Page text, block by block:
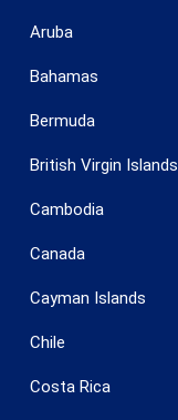
Aruba
Bahamas
Bermuda
British Virgin Islands
Cambodia
Canada
Cayman Islands
Chile
Costa Rica